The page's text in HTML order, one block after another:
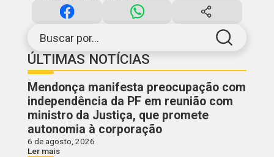
Buscar por...
ÚLTIMAS NOTÍCIAS
Mendonça manifesta preocupação com
independência da PF em reunião com
ministro da Justiça, que promete
autonomia à corporação
6 de agosto, 2026
Ler mais